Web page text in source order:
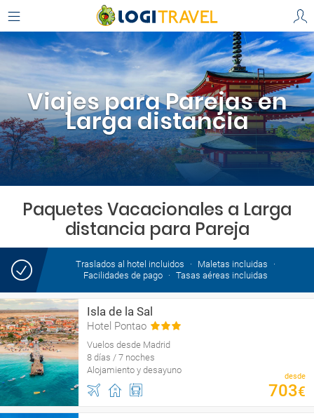
Viajes para Parejas en
Larga distancia
Paquetes Vacacionales a Larga
distancia para Pareja
Traslados al hotel incluidos
Maletas incluidas
Facilidades de pago
Tasas aéreas incluidas
Isla de la Sal
Hotel Pontao
Vuelos desde Madrid
8 días / 7 noches
Alojamiento y desayuno
desde
703€